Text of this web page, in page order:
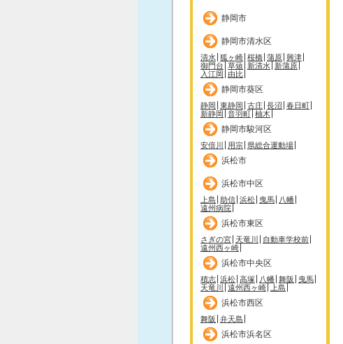
静岡市
静岡市清水区
清水 狐ヶ崎 桜橋 蒲原 興津
御門台 草薙 新清水
新蒲原
入江岡 由比
静岡市葵区
静岡 東静岡 古庄 長沼 春日町
新静岡 音羽町 柚木
静岡市駿河区
安倍川 用宗 県総合運動場
浜松市
浜松市中区
上島 助信 浜松 曳馬
八幡
遠州病院
浜松市東区
さぎの宮 天竜川
自動車学校前
遠州西ヶ崎
浜松市中央区
積志 浜松 高塚 八幡 舞阪
曳馬
天竜川
遠州西ヶ崎 上島
浜松市西区
舞阪 弁天島
浜松市浜名区